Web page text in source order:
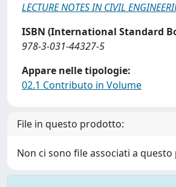
LECTURE NOTES IN CIVIL
ISBN (International Standard
978-3-031-44327-5
Appare nelle tipologie:
02.1 Contributo in Volume
File in questo prodotto:
Non ci sono file associati a